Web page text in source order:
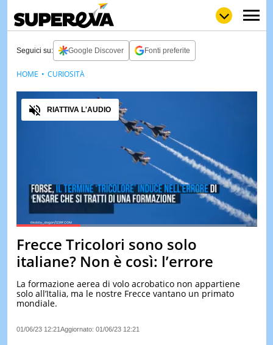
LOLGULP
LOVENEWS
& TV
QUIZ
&
TEST
Seguici su: Google Discover Fonti preferite
Pause Unmute
Loaded:95.61%
Audio
RIATTIVA L'AUDIO
Frecce Tricolori sono solo
italiane? Non è così: l’errore
La formazione aerea di volo acrobatico non appartiene
solo all’Italia, ma le nostre Frecce vantano un primato
mondiale.
01/06/23 12:21 Aggiornato: 01/06/23 12:21
HOME CURIOSITÀ